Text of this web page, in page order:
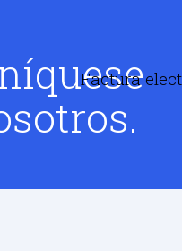
Factura